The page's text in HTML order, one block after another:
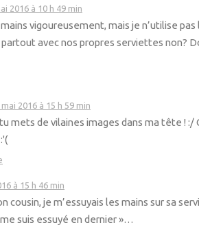
2016 à 10 h 49 min
vigoureusement, mais je n’utilise
partout avec nos propres serviettes non?
mai 2016 à 15 h 59 min
mets de vilaines images dans ma tête !
à 15 h 46 min
cousin, je m’essuyais les mains sur sa
suis essuyé en dernier »…